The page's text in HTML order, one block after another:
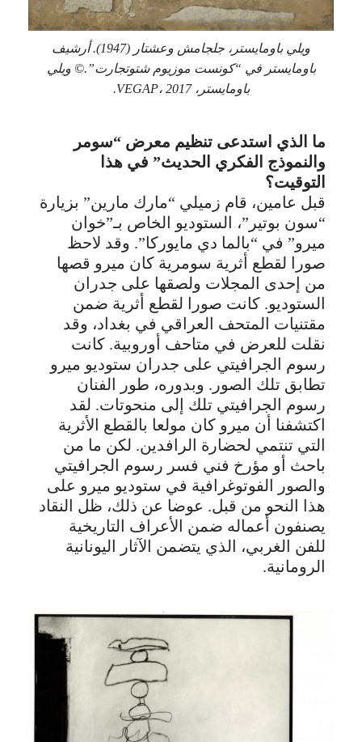
ويلي باومايستر، جلجامش وعشتار (1947). أرشيف
باومايستر في “كونست موزيوم شتوتجارت”.© ويلي
باومايستر، VEGAP، 2017.
ما الذي استدعى تنظيم معرض “سومر
والنموذج الفكري الحديث” في هذا
التوقيت؟
قبل عامين، قام زميلي “مارك مارين” بزيارة
“سون بوتير”، الستوديو الخاص بـ”خوان
ميرو” في “بالما دي مايوركا”. وقد لاحظ
صورا لقطع أثرية سومرية كان ميرو قصها
من إحدى المجلات ولصقها على جدران
الستوديو. كانت صورا لقطع أثرية ضمن
مقتنيات المتحف العراقي في بغداد، وقد
نقلت للعرض في متاحف أوروبية. كانت
رسوم الجرافيتي على جدران ستوديو ميرو
تطابق تلك الصور. وبدوره، طور الفنان
رسوم الجرافيتي تلك إلى منحوتات. لقد
اكتشفنا أن ميرو كان مولعا بالقطع الأثرية
التي تنتمي لحضارة الرافدين. لكن ما من
باحث أو مؤرخ فني فسر رسوم الجرافيتي
والصور الفوتوغرافية في ستوديو ميرو على
هذا النحو من قبل. عوضا عن ذلك، ظل النقاد
يصنفون أعماله ضمن الأعراف التاريخية
للفن الغربي، الذي يتضمن الآثار اليونانية
الرومانية.